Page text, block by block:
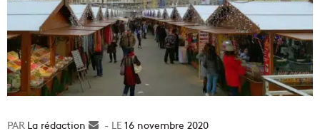
La rédaction
Envoyer16 novembre 2020